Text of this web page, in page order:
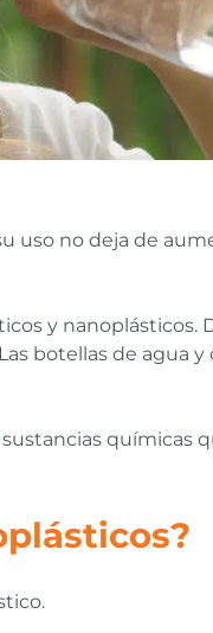
uso no deja de
y nanoplásticos.
botellas de agua
químicas